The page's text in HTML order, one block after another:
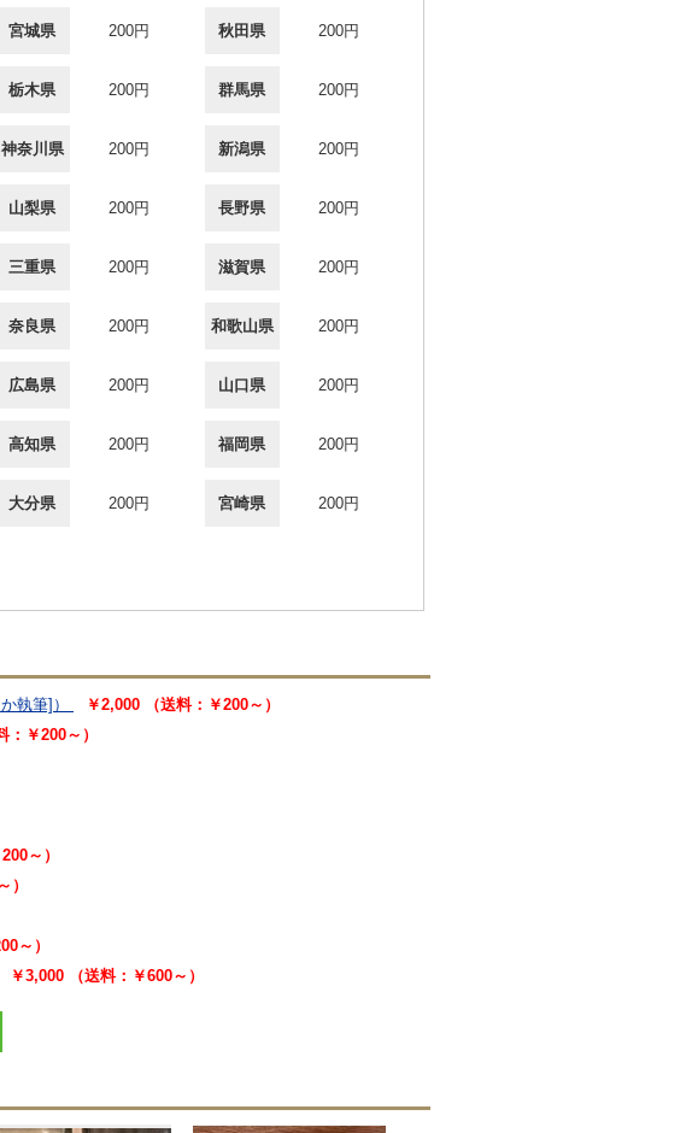
宮城県 200円 秋田県 200円
栃木県 200円 群馬県 200円
神奈川県 200円 新潟県 200円
山梨県 200円 長野県 200円
三重県 200円 滋賀県 200円
奈良県 200円 和歌山県 200円
広島県 200円 山口県 200円
高知県 200円 福岡県 200円
大分県 200円 宮崎県 200円
執筆]）
￥2,000 （送料：￥200～）
：￥200～）
～）
）
～）
￥3,000 （送料：￥600～）